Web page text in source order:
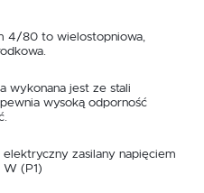
4/80 to wielostopniowa,
wykonana jest ze stali
wysoką odporność
zasilany napięciem
(P1)